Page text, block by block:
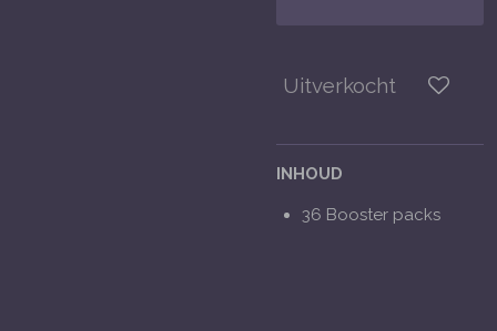
Uitverkocht
INHOUD
36 Booster packs